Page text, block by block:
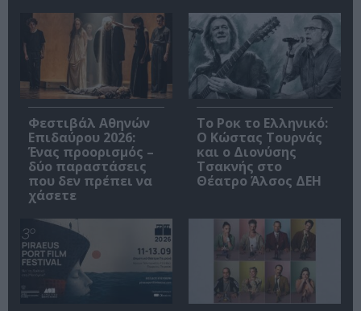
Φεστιβάλ Αθηνών
Επιδαύρου 2026:
Ένας προορισμός –
δύο παραστάσεις
που δεν πρέπει να
χάσετε
Το Ροκ το Ελληνικό:
Ο Κώστας Τουρνάς
και ο Διονύσης
Τσακνής στο
Θέατρο Άλσος ΔΕΗ